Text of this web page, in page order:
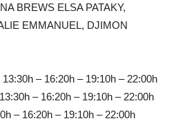
BREWS ELSA PATAKY,
EMMANUEL, DJIMON
– 16:20h – 19:10h – 22:00h
– 16:20h – 19:10h – 22:00h
– 16:20h – 19:10h – 22:00h